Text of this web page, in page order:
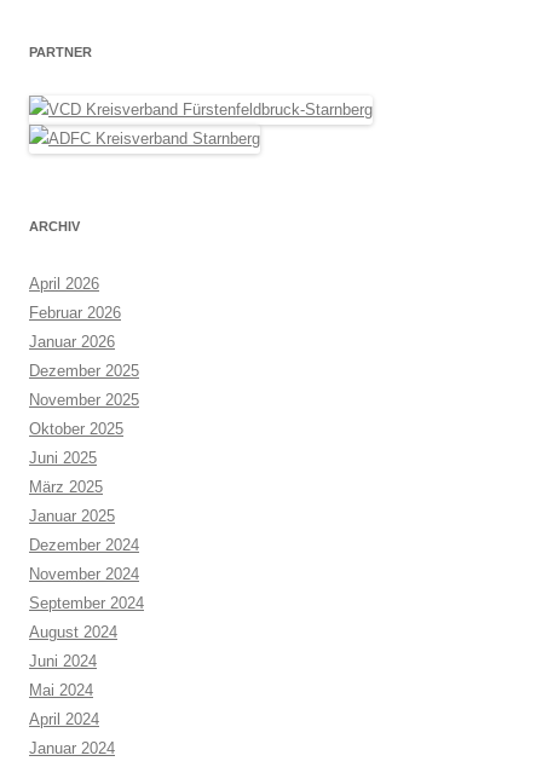
PARTNER
ARCHIV
April 2026
Februar 2026
Januar 2026
Dezember 2025
November 2025
Oktober 2025
Juni 2025
März 2025
Januar 2025
Dezember 2024
November 2024
September 2024
August 2024
Juni 2024
Mai 2024
April 2024
Januar 2024